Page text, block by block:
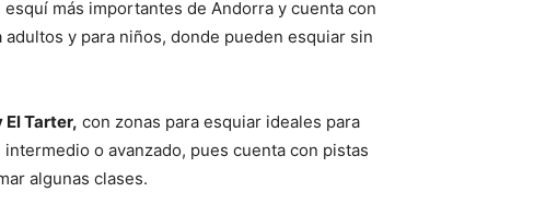
más importantes de Andorra y cuenta con
y para niños, donde pueden esquiar sin
El Tarter, con zonas para esquiar ideales para
o avanzado, pues cuenta con pistas
algunas clases.